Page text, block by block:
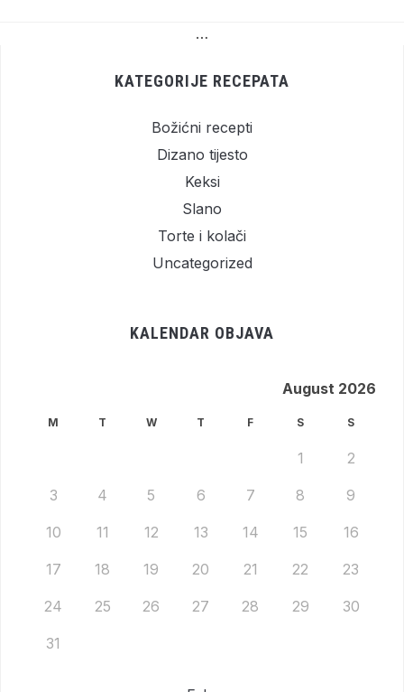
…
KATEGORIJE RECEPATA
Božićni recepti
Dizano tijesto
Keksi
Slano
Torte i kolači
Uncategorized
KALENDAR OBJAVA
August 2026
M T W T F S S
1 2
3 4 5 6 7 8 9
10 11 12 13 14 15 16
17 18 19 20 21 22 23
24 25 26 27 28 29 30
31